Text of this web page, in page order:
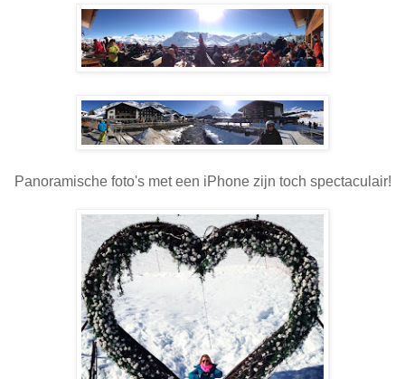
Panoramische foto's met een iPhone zijn toch spectaculair!